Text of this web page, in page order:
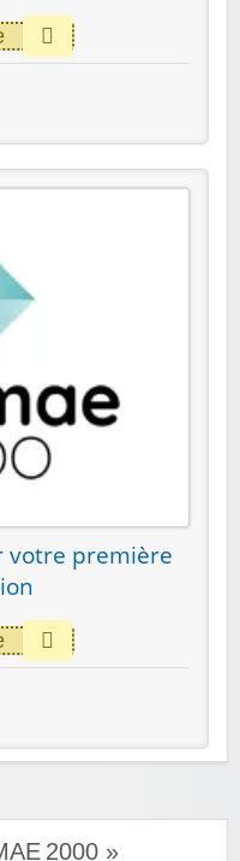
votre première
2000 »